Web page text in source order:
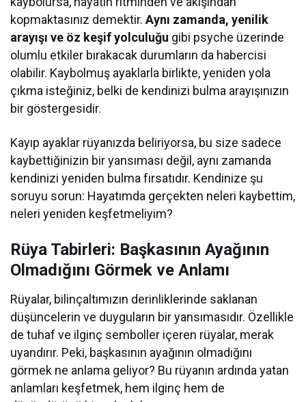
kopmaktasınız demektir.Aynı zamanda, yenilik
arayışı ve öz keşif yolculuğu gibi psyche üzerinde
olumlu etkiler bırakacak durumların da habercisi
olabilir. Kaybolmuş ayaklarla birlikte, yeniden yola
çıkma isteğiniz, belki de kendinizi bulma arayışınızın
bir göstergesidir.
Kayıp ayaklar rüyanızda beliriyorsa, bu size sadece
kaybettiğinizin bir yansıması değil, aynı zamanda
kendinizi yeniden bulma fırsatıdır. Kendinize şu
soruyu sorun: Hayatımda gerçekten neleri kaybettim,
neleri yeniden keşfetmeliyim?
Rüya Tabirleri: Başkasının Ayağının
Olmadığını Görmek ve Anlamı
Rüyalar, bilinçaltımızın derinliklerinde saklanan
düşüncelerin ve duyguların bir yansımasıdır. Özellikle
de tuhaf ve ilginç semboller içeren rüyalar, merak
uyandırır. Peki, başkasının ayağının olmadığını
görmek ne anlama geliyor? Bu rüyanın ardında yatan
anlamları keşfetmek, hem ilginç hem de